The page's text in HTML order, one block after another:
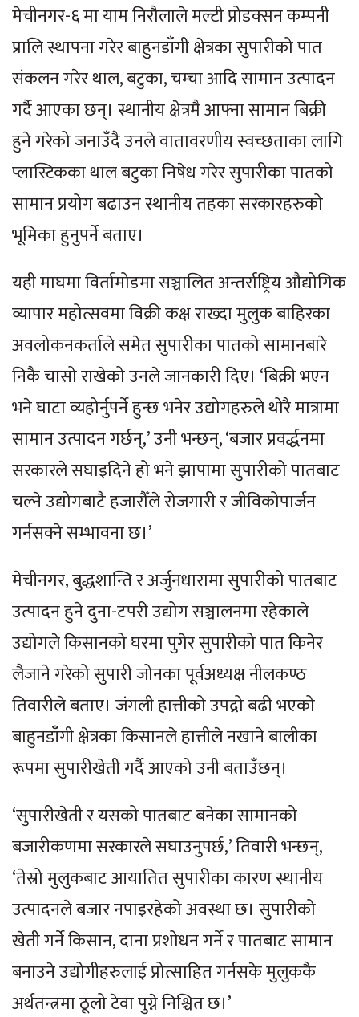
मेचीनगर-६ मा याम निरौलाले मल्टी प्रोडक्सन कम्पनी
प्रालि स्थापना गरेर बाहुनडाँगी क्षेत्रका सुपारीको पात
संकलन गरेर थाल, बटुका, चम्चा आदि सामान उत्पादन
गर्दै आएका छन्। स्थानीय क्षेत्रमै आफ्ना सामान बिक्री
हुने गरेको जनाउँदै उनले वातावरणीय स्वच्छताका लागि
प्लास्टिकका थाल बटुका निषेध गरेर सुपारीका पातको
सामान प्रयोग बढाउन स्थानीय तहका सरकारहरुको
भूमिका हुनुपर्ने बताए।
यही माघमा विर्तामोडमा सञ्चालित अन्तर्राष्ट्रिय औद्योगिक
व्यापार महोत्सवमा विक्री कक्ष राख्दा मुलुक बाहिरका
अवलोकनकर्ताले समेत सुपारीका पातको सामानबारे
निकै चासो राखेको उनले जानकारी दिए। ‘बिक्री भएन
भने घाटा व्यहोर्नुपर्ने हुन्छ भनेर उद्योगहरुले थोरै मात्रामा
सामान उत्पादन गर्छन्,’ उनी भन्छन्, ‘बजार प्रवर्द्धनमा
सरकारले सघाइदिने हो भने झापामा सुपारीको पातबाट
चल्ने उद्योगबाटै हजारौँले रोजगारी र जीविकोपार्जन
गर्नसक्ने सम्भावना छ।’
मेचीनगर, बुद्धशान्ति र अर्जुनधारामा सुपारीको पातबाट
उत्पादन हुने दुना-टपरी उद्योग सञ्चालनमा रहेकाले
उद्योगले किसानको घरमा पुगेर सुपारीको पात किनेर
लैजाने गरेको सुपारी जोनका पूर्वअध्यक्ष नीलकण्ठ
तिवारीले बताए। जंगली हात्तीको उपद्रो बढी भएको
बाहुनडाँगी क्षेत्रका किसानले हात्तीले नखाने बालीका
रूपमा सुपारीखेती गर्दै आएको उनी बताउँछन्।
‘सुपारीखेती र यसको पातबाट बनेका सामानको
बजारीकणमा सरकारले सघाउनुपर्छ,’ तिवारी भन्छन्,
‘तेस्रो मुलुकबाट आयातित सुपारीका कारण स्थानीय
उत्पादनले बजार नपाइरहेको अवस्था छ। सुपारीको
खेती गर्ने किसान, दाना प्रशोधन गर्ने र पातबाट सामान
बनाउने उद्योगीहरुलाई प्रोत्साहित गर्नसके मुलुककै
अर्थतन्त्रमा ठूलो टेवा पुग्ने निश्चित छ।’